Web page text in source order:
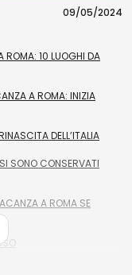
09/05/2024
ROMA: 10 LUOGHI DA
A ROMA: INIZIA
DELL’ITALIA
SONO CONSERVATI
A ROMA SE